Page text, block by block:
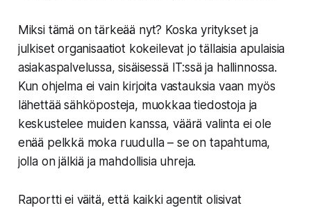
Miksi tämä on tärkeää nyt? Koska yritykset ja
julkiset organisaatiot kokeilevat jo tällaisia apulaisia
asiakaspalvelussa, sisäisessä IT:ssä ja hallinnossa.
Kun ohjelma ei vain kirjoita vastauksia vaan myös
lähettää sähköposteja, muokkaa tiedostoja ja
keskustelee muiden kanssa, väärä valinta ei ole
enää pelkkä moka ruudulla – se on tapahtuma,
jolla on jälkiä ja mahdollisia uhreja.
Raportti ei väitä, että kaikki agentit olisivat